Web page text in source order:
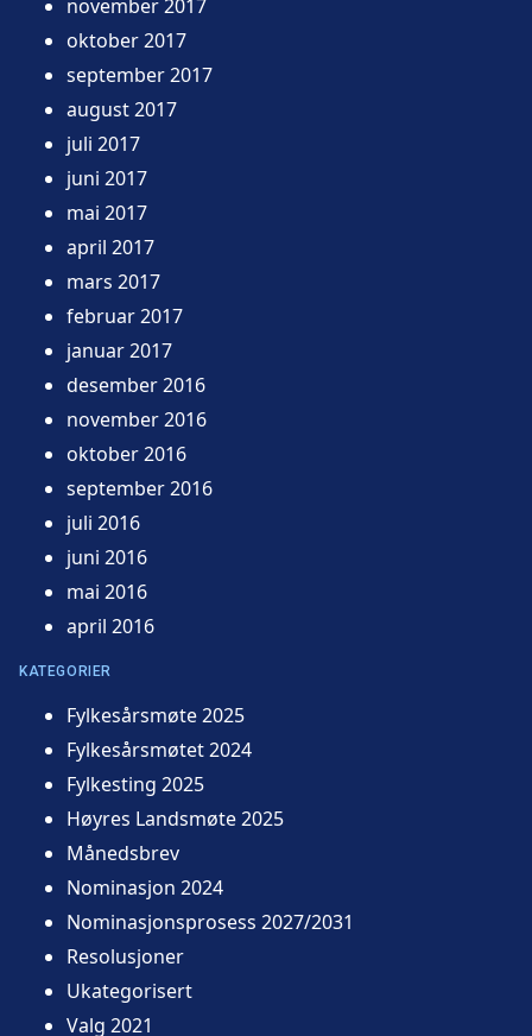
november 2017
oktober 2017
september 2017
august 2017
juli 2017
juni 2017
mai 2017
april 2017
mars 2017
februar 2017
januar 2017
desember 2016
november 2016
oktober 2016
september 2016
juli 2016
juni 2016
mai 2016
april 2016
KATEGORIER
Fylkesårsmøte 2025
Fylkesårsmøtet 2024
Fylkesting 2025
Høyres Landsmøte 2025
Månedsbrev
Nominasjon 2024
Nominasjonsprosess 2027/2031
Resolusjoner
Ukategorisert
Valg 2021